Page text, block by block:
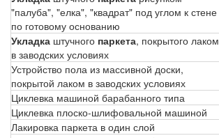
"палуба", "елка", "квадрат" под углом к стене
по готовому основанию
Укладка штучного паркета, покрытого лаком
в заводских условиях
Устройство пола из массивной доски,
покрытой лаком в заводских условиях
Циклевка машиной барабанного типа
Циклевка плоско-шлифовальной машиной
Лакировка паркета в один слой